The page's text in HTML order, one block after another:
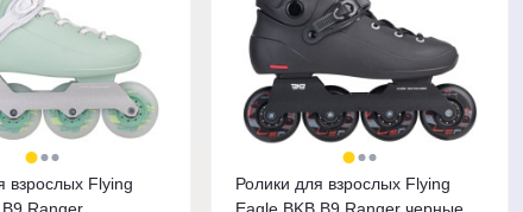
взрослых Flying
Ranger
Ролики для взрослых Flying
Eagle BKB B9 Ranger черные